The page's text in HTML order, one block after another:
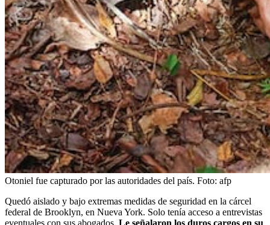
Otoniel fue capturado por las autoridades del país. Foto: afp
Quedó aislado y bajo extremas medidas de seguridad en la cárcel
federal de Brooklyn, en Nueva York. Solo tenía acceso a entrevistas
eventuales con sus abogados. Le señalaron los duros cargos en su